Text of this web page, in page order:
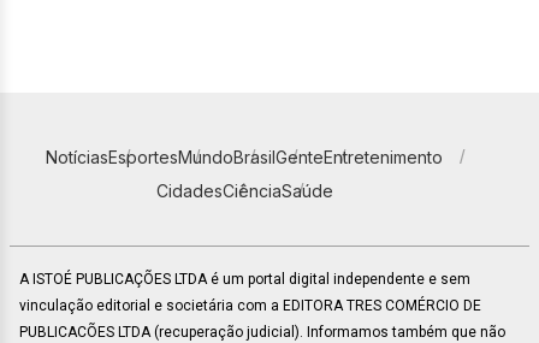
NotíciasEsportesMundoBrasilGenteEntretenimento
CidadesCiênciaSaúde
A ISTOÉ PUBLICAÇÕES LTDA é um portal digital independente e sem
vinculação editorial e societária com a EDITORA TRES COMÉRCIO DE
PUBLICACÕES LTDA (recuperação judicial). Informamos também que não